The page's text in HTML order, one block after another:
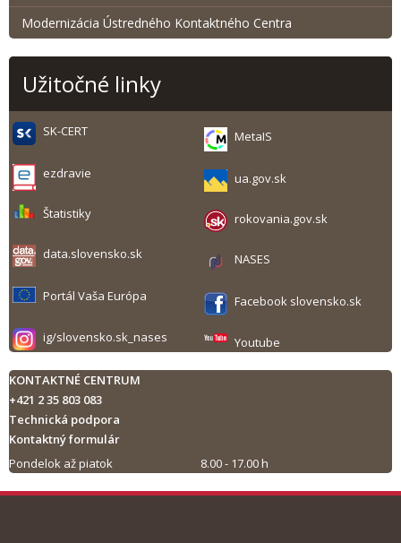
Modernizácia Ústredného Kontaktného Centra
Užitočné linky
SK-CERT MetaIS
ezdravie ua.gov.sk
Štatistiky rokovania.gov.sk
data.slovensko.sk NASES
Portál Vaša Európa Facebook slovensko.sk
ig/slovensko.sk_nases Youtube
KONTAKTNÉ CENTRUM
+421 2 35 803 083
Technická podpora
Kontaktný formulár
Pondelok až piatok
8.00 - 17.00 h
Tlač obsahu